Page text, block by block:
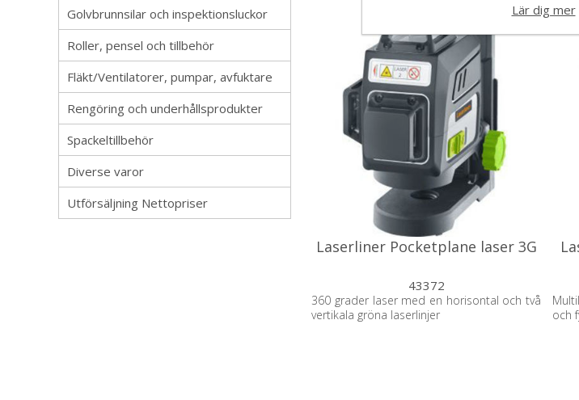
Laserliner Pocketplane laser 3G
43372
360 grader laser med en horisontal och två
vertikala gröna laserlinjer
och
Golvbrunnsilar och inspektionsluckor
Roller, pensel och tillbehör
Fläkt/Ventilatorer, pumpar, avfuktare
Rengöring och underhållsprodukter
Spackeltillbehör
Diverse varor
Utförsäljning Nettopriser
Lär dig mer